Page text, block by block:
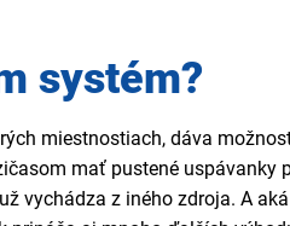
systém?
miestnostiach, dáva
mať pustené uspávanky
vychádza z iného zdroja. A